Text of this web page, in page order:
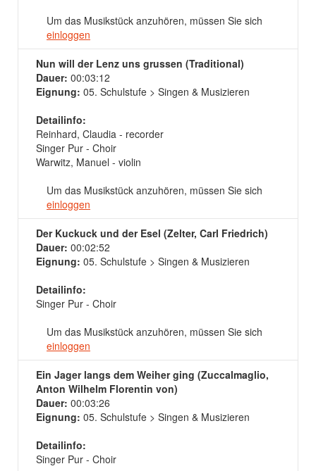
Um das Musikstück anzuhören, müssen Sie sich
einloggen
Nun will der Lenz uns grussen (Traditional)
Dauer: 00:03:12
Eignung: 05. Schulstufe > Singen & Musizieren
Detailinfo:
Reinhard, Claudia - recorder
Singer Pur - Choir
Warwitz, Manuel - violin
Um das Musikstück anzuhören, müssen Sie sich
einloggen
Der Kuckuck und der Esel (Zelter, Carl Friedrich)
Dauer: 00:02:52
Eignung: 05. Schulstufe > Singen & Musizieren
Detailinfo:
Singer Pur - Choir
Um das Musikstück anzuhören, müssen Sie sich
einloggen
Ein Jager langs dem Weiher ging (Zuccalmaglio,
Anton Wilhelm Florentin von)
Dauer: 00:03:26
Eignung: 05. Schulstufe > Singen & Musizieren
Detailinfo:
Singer Pur - Choir